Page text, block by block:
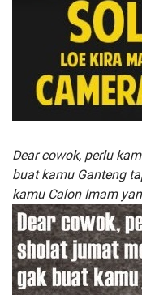
Dear cowok, perlu
buat kamu Ganteng
kamu Calon Imam